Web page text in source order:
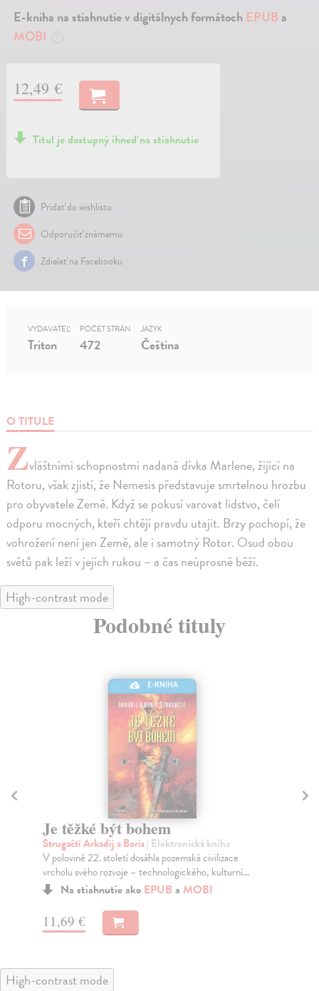
E-kniha na stiahnutie v digitálnych formátoch EPUB a
MOBI
12,49 €
Titul je dostupný ihneď na stiahnutie
Pridať do wishlistu
Odporučiť známemu
Zdielať na Facebooku
O TITULE
Zvláštními schopnostmi nadaná dívka Marlene, žijící na
Rotoru, však zjistí, že Nemesis představuje smrtelnou hrozbu
pro obyvatele Země. Když se pokusí varovat lidstvo, čelí
odporu mocných, kteří chtějí pravdu utajit. Brzy pochopí, že
vohrožení není jen Země, ale i samotný Rotor. Osud obou
světů pak leží v jejích rukou – a čas neúprosně běží.
VYDAVATEĽ
Triton
POČET STRÁN
472
JAZYK
Čeština
High-contrast mode
Podobné tituly
E-KNIHA
Je těžké být bohem
Strugačtí Arkadij a Boris| Elektronická kniha
V polovině 22. století dosáhla pozemská civilizace
vrcholu svého rozvoje – technologického, kulturní...
Na stiahnutie ako EPUB a MOBI
11,69 €
High-contrast mode